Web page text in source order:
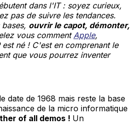
dans l'IT : soyez curieux,
pas de suivre les tendances.
ouvrir le capot, démonter,
vous comment Apple,
est né ! C'est en comprenant le
que vous pourrez inventer
date de 1968 mais reste la base
de la micro informatique
of all demos ! Un